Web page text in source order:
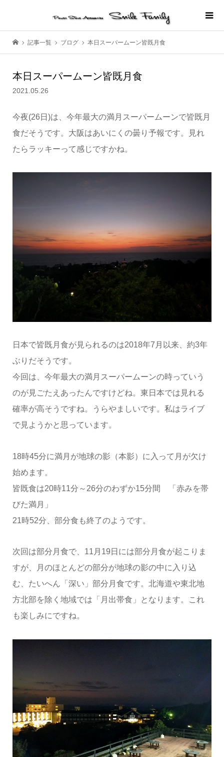
記事一覧 ブログ 本日スーパームーン皆既月食
本日スーパームーン皆既月食
2021.05.26
今夜(26日)は、今年最大の満月スーパームーンで皆既月
食だそうです。大阪はあいにくの曇り予報です。見れ
たらラッキーって感じですかね。
日本で皆既月食が見られるのは2018年7月以来、約3年
ぶりだそうです。
今回は、今年最大の満月スーパームーンの時っていう
のが見ごたえあったんですけどね。東日本では見れる
確率が高そうですね。うらやましいです。私はライブ
で見ようかと思っています。
18時45分に満月が地球の影（本影）に入って月が欠け
始めます。
皆既食は20時11分～26分のわずか15分間 「赤みを帯
びた満月」
21時52分、部分食も終了のようです。
次回は部分月食で、11月19日には部分月食が起こりま
すが、月のほとんどの部分が地球の影の中に入り込
む、たいへん「深い」部分月食です。北海道や東北地
方北部を除く地域では「月出帯食」となります。これ
も楽しみにですね。